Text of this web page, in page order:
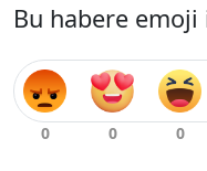
Bu habere